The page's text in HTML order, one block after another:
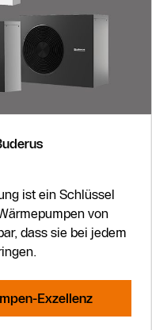
ist ein Schlüssel
von
dass sie bei jedem
Exzellenz